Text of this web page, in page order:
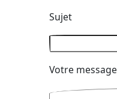
Sujet
Votre message